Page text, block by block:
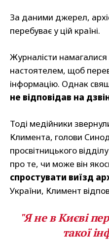
За даними джерел,
перебуває у цій країні.
Журналісти намагалися
настоятелем, щоб
інформацію. Однак
не відповідав на
Тоді медійники
Климента, голови
просвітницького відділу
про те, чи може він
спростувати виїзд
України, Климент
"Я не в Києві
такої